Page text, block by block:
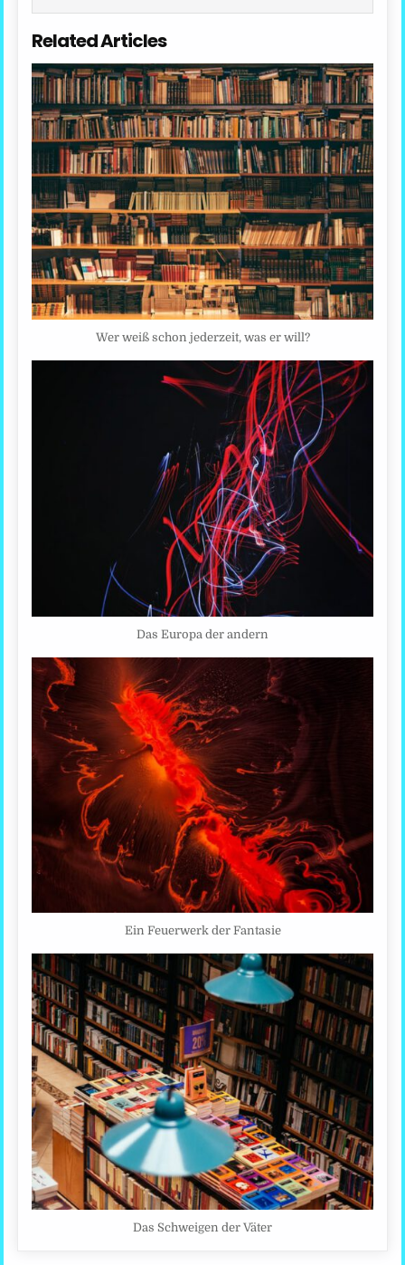
Related Articles
Wer weiß schon jederzeit, was er will?
Das Europa der andern
Ein Feuerwerk der Fantasie
Das Schweigen der Väter